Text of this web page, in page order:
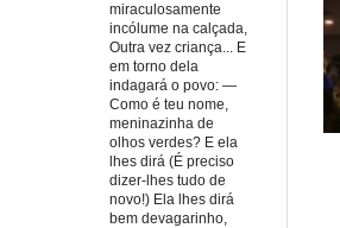
miraculosamente
incólume na calçada,
Outra vez criança... E
em torno dela
indagará o povo: —
Como é teu nome,
meninazinha de
olhos verdes? E ela
lhes dirá (É preciso
dizer-lhes tudo de
novo!) Ela lhes dirá
bem devagarinho,